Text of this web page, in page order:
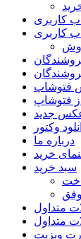
کاربری
کاربری
فتوشاپ
فتوشاپ
عکس جدید
وکتور
درباره ما
خرید
سبد خرید
متداول
متداول
ویزیت